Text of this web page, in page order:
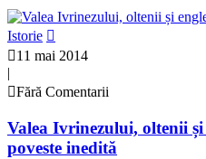
Istorie
11 mai 2014
|
Fără Comentarii
Valea Ivrinezului, oltenii
poveste inedită